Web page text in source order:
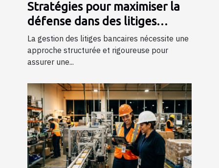
Stratégies pour maximiser la
défense dans des litiges
bancaires
La gestion des litiges bancaires nécessite une
approche structurée et rigoureuse pour
assurer une...